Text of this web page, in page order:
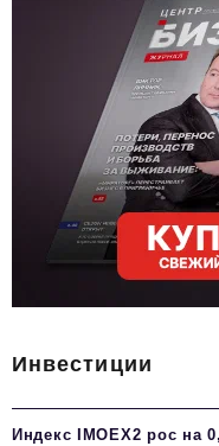
Инвестиции
Индекс IMOEX2 рос на